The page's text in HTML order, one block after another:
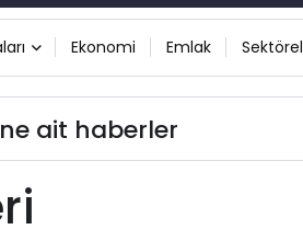
Ekonomi Emlak Sektörel
ait haberler